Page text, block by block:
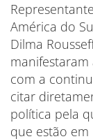
América do
Dilma
com a
citar
política pela
que estão em